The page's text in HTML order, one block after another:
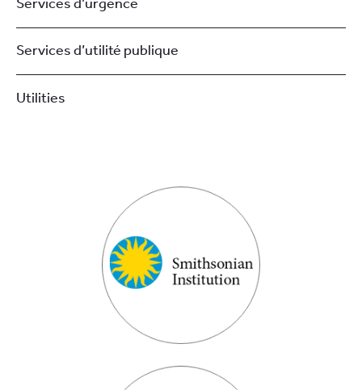
Services d’urgence
Services d’utilité publique
Utilities